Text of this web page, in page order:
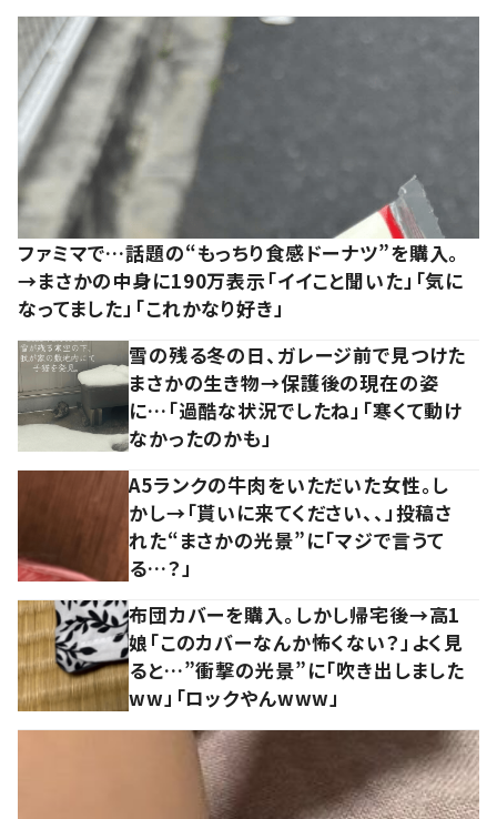
ファミマで…話題の“もっちり食感ドーナツ”を購入。
→まさかの中身に190万表示「イイこと聞いた」「気に
なってました」「これかなり好き」
雪の残る冬の日、ガレージ前で見つけた
まさかの生き物→保護後の現在の姿
に…「過酷な状況でしたね」「寒くて動け
なかったのかも」
A5ランクの牛肉をいただいた女性。し
かし→「貰いに来てください、、」投稿さ
れた“まさかの光景”に「マジで言うて
る…？」
布団カバーを購入。しかし帰宅後→高1
娘「このカバーなんか怖くない？」よく見
ると…”衝撃の光景”に「吹き出しました
ww」「ロックやんwww」